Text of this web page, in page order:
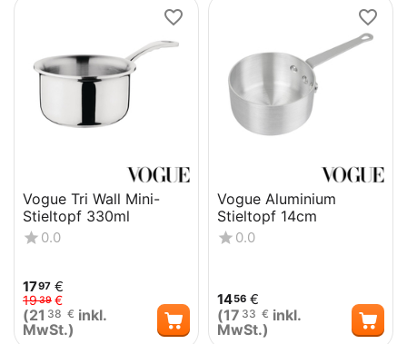
Vogue Tri Wall Mini-
Stieltopf 330ml
0.0
1797 €
1939 €
(21 38 € inkl.
MwSt.)
Vogue Aluminium
Stieltopf 14cm
0.0
1456 €
(17 33 € inkl.
MwSt.)